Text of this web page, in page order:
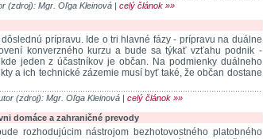
(zdroj): Mgr. Oľga Kleinová | celý článok »»
prípravu. Ide o tri hlavné fázy - prípravu na duálne
konverzného kurzu a bude sa týkať vzťahu podnik -
jeden z účastníkov je občan. Na podmienky duálneho
a ich technické zázemie musí byť také, že občan dostane
(zdroj): Mgr. Oľga Kleinová | celý článok »»
domáce a zahraničné prevody
rozhodujúcim nástrojom bezhotovostného platobného